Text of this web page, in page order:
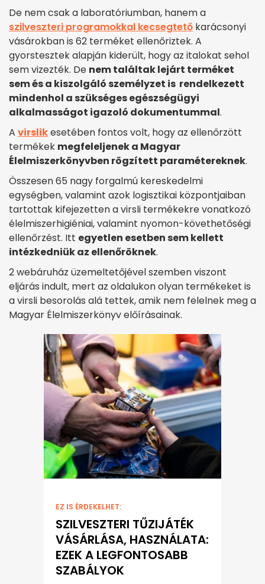
De nem csak a laboratóriumban, hanem a
szilveszteri programokkal kecsegtető karácsonyi
vásárokban is 62 terméket ellenőriztek. A
gyorstesztek alapján kiderült, hogy az italokat sehol
sem vizezték. De nem találtak lejárt terméket
sem és a kiszolgáló személyzet is rendelkezett
mindenhol a szükséges egészségügyi
alkalmasságot igazoló dokumentummal.
A virslikesetében fontos volt, hogy az ellenőrzött
termékek megfeleljenek a Magyar
Élelmiszerkönyvben rögzített paramétereknek.
Összesen 65 nagy forgalmú kereskedelmi
egységben, valamint azok logisztikai központjaiban
tartottak kifejezetten a virsli termékekre vonatkozó
élelmiszerhigiéniai, valamint nyomon-követhetőségi
ellenőrzést. Itt egyetlen esetben sem kellett
intézkedniük az ellenőröknek.
2 webáruház üzemeltetőjével szemben viszont
eljárás indult, mert az oldalukon olyan termékeket is
a virsli besorolás alá tettek, amik nem felelnek meg a
Magyar Élelmiszerkönyv előírásainak.
EZ IS ÉRDEKELHET:
SZILVESZTERI TŰZIJÁTÉK
VÁSÁRLÁSA, HASZNÁLATA:
EZEK A LEGFONTOSABB
SZABÁLYOK